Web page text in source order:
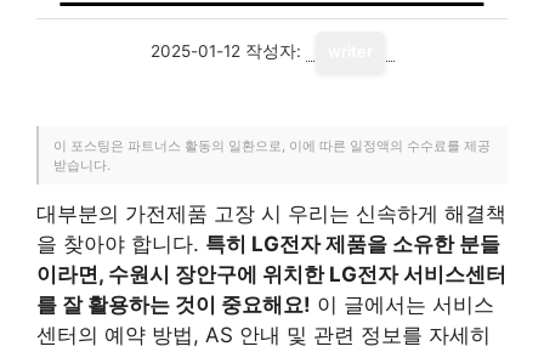
2025-01-12 작성자:
이 포스팅은 파트너스 활동의 일환으로, 이에 따른 일정액의 수수료를 제공
받습니다.
대부분의 가전제품 고장 시 우리는 신속하게 해결책
을 찾아야 합니다. 특히 LG전자 제품을 소유한 분들
이라면, 수원시 장안구에 위치한 LG전자 서비스센터
를 잘 활용하는 것이 중요해요! 이 글에서는 서비스
센터의 예약 방법, AS 안내 및 관련 정보를 자세히